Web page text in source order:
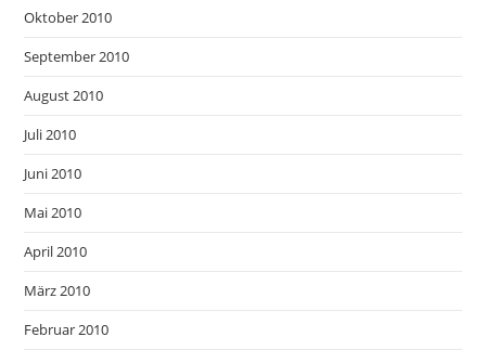
Oktober 2010
September 2010
August 2010
Juli 2010
Juni 2010
Mai 2010
April 2010
März 2010
Februar 2010